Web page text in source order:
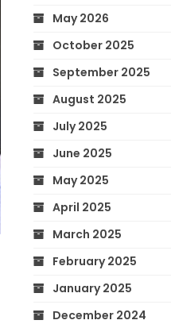
May 2026
October 2025
September 2025
August 2025
July 2025
June 2025
May 2025
April 2025
March 2025
February 2025
January 2025
December 2024